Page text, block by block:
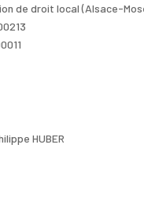
de droit local (Alsace-
HUBER